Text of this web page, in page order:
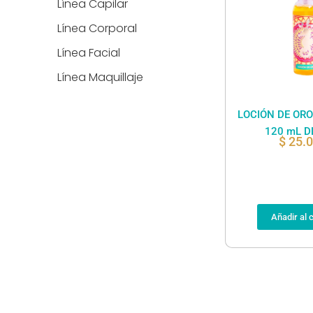
Línea Capilar
Línea Corporal
Línea Facial
Línea Maquillaje
LOCIÓN DE
120 mL
$
Añadir al